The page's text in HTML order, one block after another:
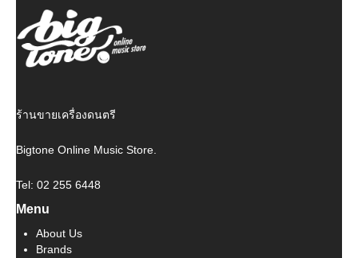
ร้านขายเครื่องดนตรี
Bigtone Online Music Store.
Tel: 02 255 6448
Menu
About Us
Brands